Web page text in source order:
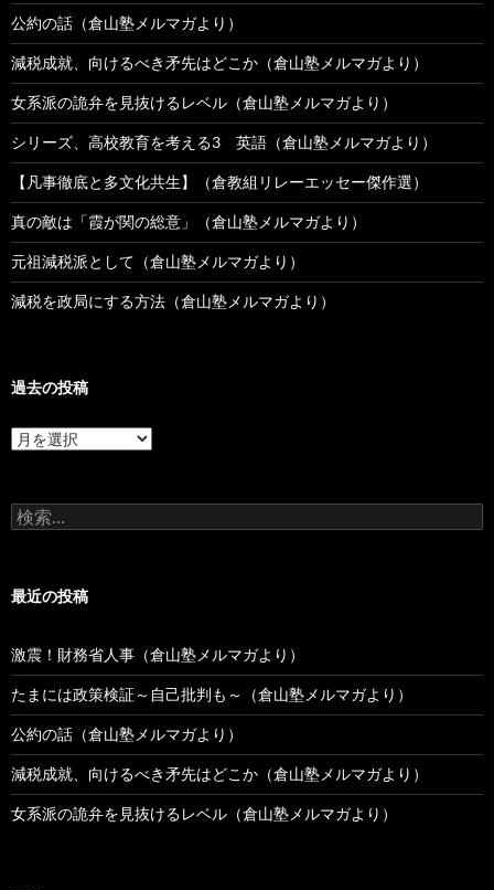
公約の話（倉山塾メルマガより）
減税成就、向けるべき矛先はどこか（倉山塾メルマガより）
女系派の詭弁を見抜けるレベル（倉山塾メルマガより）
シリーズ、高校教育を考える3 英語（倉山塾メルマガより）
【凡事徹底と多文化共生】（倉教組リレーエッセー傑作選）
真の敵は「霞が関の総意」（倉山塾メルマガより）
元祖減税派として（倉山塾メルマガより）
減税を政局にする方法（倉山塾メルマガより）
過去の投稿
過
去
稿
検
索:
最近の投稿
激震！財務省人事（倉山塾メルマガより）
たまには政策検証～自己批判も～（倉山塾メルマガより）
公約の話（倉山塾メルマガより）
減税成就、向けるべき矛先はどこか（倉山塾メルマガより）
女系派の詭弁を見抜けるレベル（倉山塾メルマガより）